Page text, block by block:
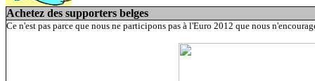
Achetez des supporters belges
Ce n'est pas parce que nous ne participons pas à l'Euro 2012 que nous